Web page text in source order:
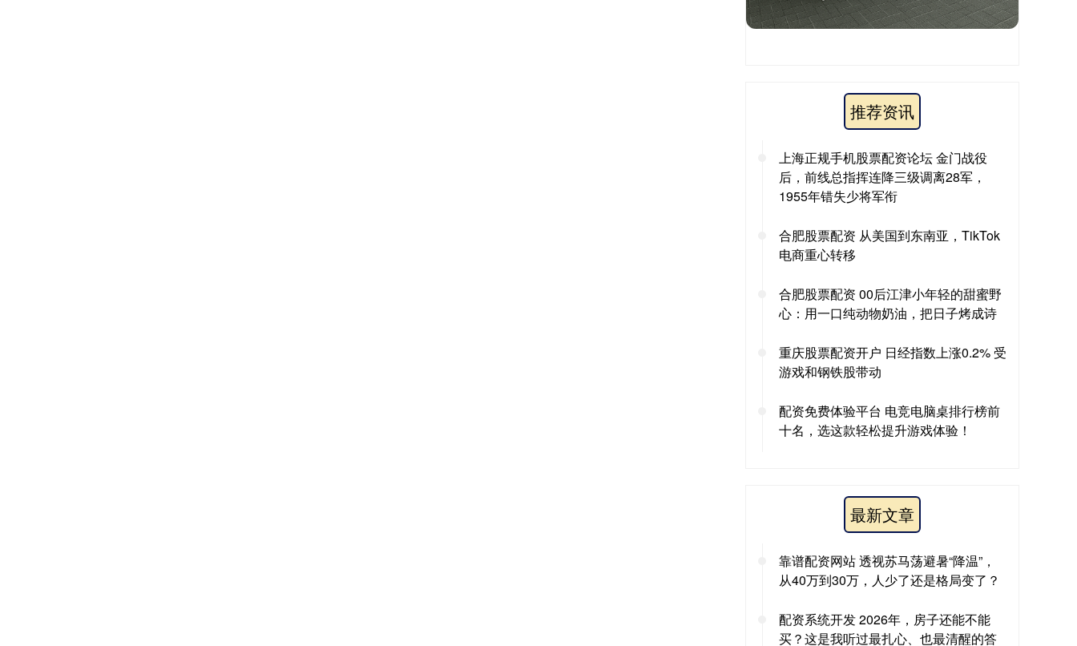
推荐资讯
上海正规手机股票配资论坛 金门战役
后，前线总指挥连降三级调离28军，
1955年错失少将军衔
合肥股票配资 从美国到东南亚，TikTok
电商重心转移
合肥股票配资 00后江津小年轻的甜蜜野
心：用一口纯动物奶油，把日子烤成诗
重庆股票配资开户 日经指数上涨0.2% 受
游戏和钢铁股带动
配资免费体验平台 电竞电脑桌排行榜前
十名，选这款轻松提升游戏体验！
最新文章
靠谱配资网站 透视苏马荡避暑“降温”，
从40万到30万，人少了还是格局变了？
配资系统开发 2026年，房子还能不能
买？这是我听过最扎心、也最清醒的答